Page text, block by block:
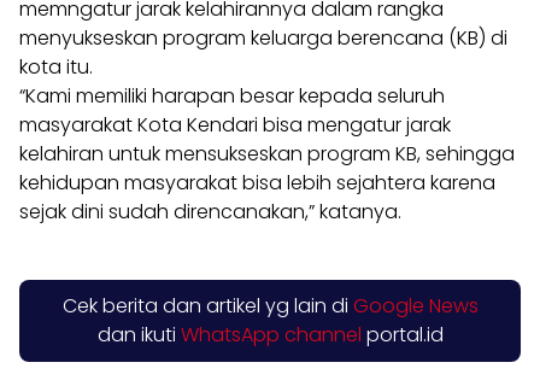
memngatur jarak kelahirannya dalam rangka
menyukseskan program keluarga berencana (KB) di
kota itu.
“Kami memiliki harapan besar kepada seluruh
masyarakat Kota Kendari bisa mengatur jarak
kelahiran untuk mensukseskan program KB, sehingga
kehidupan masyarakat bisa lebih sejahtera karena
sejak dini sudah direncanakan,” katanya.
Cek berita dan artikel yg lain di Google News
dan ikuti WhatsApp channel portal.id